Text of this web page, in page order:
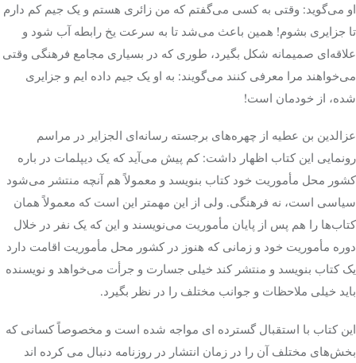
او می‌گوید: وقتی به کسی می‌گفتم که من زائری هستم و یک جیم کم دارم
تا جزایری بشوم! همین باعث می‌شد تا به سرعت یخ رابطه آب شود و
علاقه‌ای صمیمانه شکل بگیرد، طوری که در بسیاری مجامع فرهنگی وقتی
می‌خواهند مرا معرفی کنند می‌گویند: به او یک جیم داده ایم و جزایری
شده، از خودمان است!
عزالدین بن عطیه از چهره‌های برجسته رسانه‌ای الجزایر در مراسم
رونمایی این کتاب اظهار داشت: کم پیش می‌آید که یک دیپلمات در باره
کشور محل مأموریت خود کتاب بنویسد و معمولاً هم آنچه منتشر می‌شود
سیاسی است، نه فرهنگی. ولی از این مهمتر این است که معمولاً همان
کتاب‌ها را هم پس از پایان مأموریت می‌نویسند و این که یک نفر در خلال
دوره مأموریت خود و زمانی که هنوز در کشور محل مأموریت اقامت دارد
یک کتاب بنویسد و منتشر کند خیلی جسارت و جرأت می‌خواهد و نویسنده
باید خیلی ملاحظات و جوانب مختلف را در نظر بگیرد.
این کتاب با استقبال گسترده ای مواجه شده است و مخصوصاً کسانی که
بخش‌های مختلف آن را در زمان انتشار در روزنامه دنبال می کرده اند